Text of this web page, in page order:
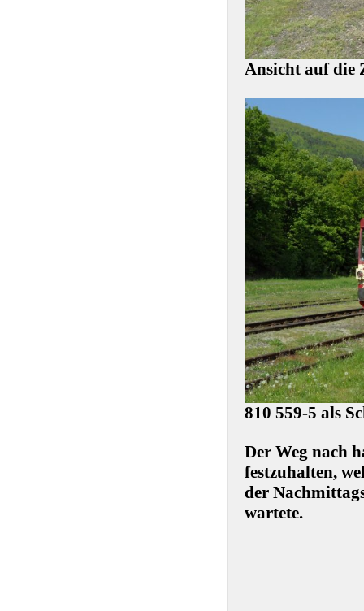
Ansicht auf die
810 559-5 als
Der Weg nach
festzuhalten,
der
wartete.